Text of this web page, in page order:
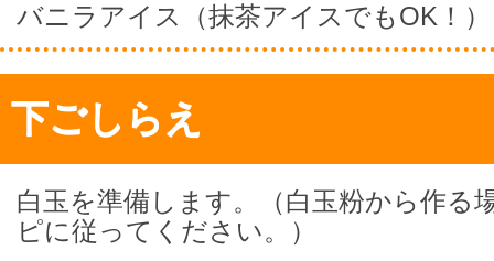
バニラアイス（抹茶アイスでもOK！）
下ごしらえ
白玉を準備します。（白玉粉から作る
ピに従ってください。）